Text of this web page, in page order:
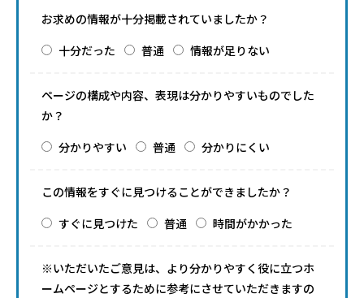
お求めの情報が十分掲載されていましたか？
十分だった
普通 情報が足りない
ページの構成や内容、表現は分かりやすいものでした
か？
分かりやすい
普通 分かりにくい
この情報をすぐに見つけることができましたか？
すぐに見つけた
普通 時間がかかった
※いただいたご意見は、より分かりやすく役に立つホ
ームページとするために参考にさせていただきますの